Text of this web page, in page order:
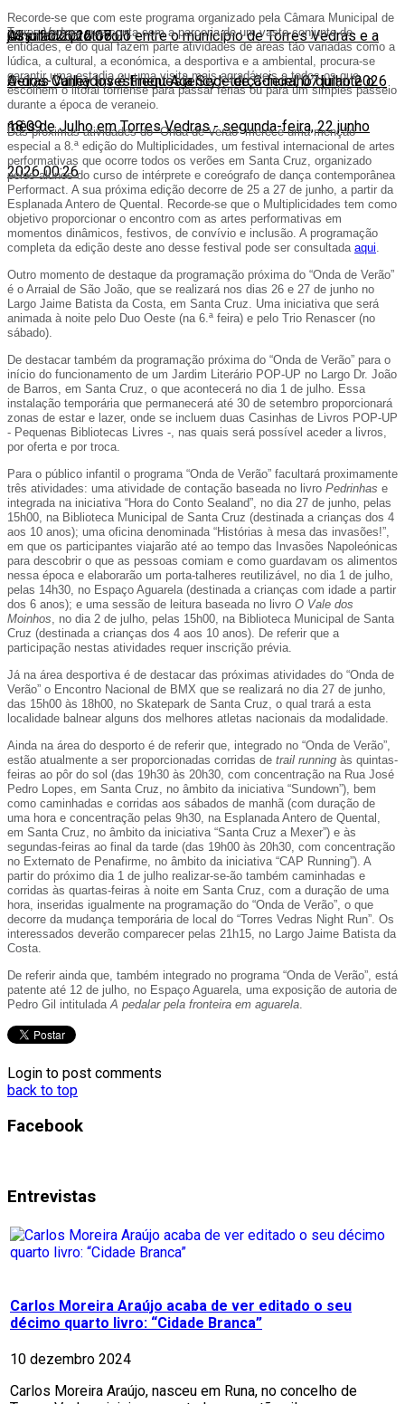
08 julho 2026 18:01
julho 2026 12:07
Assinado protocolo entre o município de Torres Vedras e a
Oeiras Valley Investment Agency-terça-feira, 07 julho 2026
18:09
A-dos-Cunhados é Freguesia Sede de Concelho durante o
mês de Julho em Torres Vedras-segunda-feira, 22 junho
2026 00:26
Recorde-se que com este programa organizado pela Câmara Municipal de
Torres Vedras, que conta com a parceria de um vasto conjunto de
entidades, e do qual fazem parte atividades de áreas tão variadas como a
lúdica, a cultural, a económica, a desportiva e a ambiental, procura-se
garantir uma estadia ou uma visita mais agradáveis a todos os que
escolhem o litoral torriense para passar férias ou para um simples passeio
durante a época de veraneio.
Das próximas atividades do “Onda de Verão” merece uma menção
especial a 8.ª edição do Multiplicidades, um festival internacional de artes
performativas que ocorre todos os verões em Santa Cruz, organizado
pelos alunos do curso de intérprete e coreógrafo de dança contemporânea
Performact. A sua próxima edição decorre de 25 a 27 de junho, a partir da
Esplanada Antero de Quental. Recorde-se que o Multiplicidades tem como
objetivo proporcionar o encontro com as artes performativas em
momentos dinâmicos, festivos, de convívio e inclusão. A programação
completa da edição deste ano desse festival pode ser consultada aqui
Outro momento de destaque da programação próxima do “Onda de Verão”
é o Arraial de São João, que se realizará nos dias 26 e 27 de junho no
Largo Jaime Batista da Costa, em Santa Cruz. Uma iniciativa que será
animada à noite pelo Duo Oeste (na 6.ª feira) e pelo Trio Renascer (no
sábado).
De destacar também da programação próxima do “Onda de Verão” para o
início do funcionamento de um Jardim Literário POP-UP no Largo Dr. João
de Barros, em Santa Cruz, o que acontecerá no dia 1 de julho. Essa
instalação temporária que permanecerá até 30 de setembro proporcionará
zonas de estar e lazer, onde se incluem duas Casinhas de Livros POP-UP
- Pequenas Bibliotecas Livres -, nas quais será possível aceder a livros,
por oferta e por troca.
Para o público infantil o programa “Onda de Verão” facultará proximamente
três atividades: uma atividade de contação baseada no livro Pedrinhas e
integrada na iniciativa “Hora do Conto Sealand”, no dia 27 de junho, pelas
15h00, na Biblioteca Municipal de Santa Cruz (destinada a crianças dos 4
aos 10 anos); uma oficina denominada “Histórias à mesa das invasões!”,
em que os participantes viajarão até ao tempo das Invasões Napoleónicas
para descobrir o que as pessoas comiam e como guardavam os alimentos
nessa época e elaborarão um porta-talheres reutilizável, no dia 1 de julho,
pelas 14h30, no Espaço Aguarela (destinada a crianças com idade a partir
dos 6 anos); e uma sessão de leitura baseada no livro O Vale dos
Moinhos , no dia 2 de julho, pelas 15h00, na Biblioteca Municipal de Santa
Cruz (destinada a crianças dos 4 aos 10 anos). De referir que a
participação nestas atividades requer inscrição prévia.
Já na área desportiva é de destacar das próximas atividades do “Onda de
Verão” o Encontro Nacional de BMX que se realizará no dia 27 de junho,
das 15h00 às 18h00, no Skatepark de Santa Cruz, o qual trará a esta
localidade balnear alguns dos melhores atletas nacionais da modalidade.
Ainda na área do desporto é de referir que, integrado no “Onda de Verão”,
estão atualmente a ser proporcionadas corridas de trail running às quintas-
feiras ao pôr do sol (das 19h30 às 20h30, com concentração na Rua José
Pedro Lopes, em Santa Cruz, no âmbito da iniciativa “Sundown”), bem
como caminhadas e corridas aos sábados de manhã (com duração de
uma hora e concentração pelas 9h30, na Esplanada Antero de Quental,
em Santa Cruz, no âmbito da iniciativa “Santa Cruz a Mexer”) e às
segundas-feiras ao final da tarde (das 19h00 às 20h30, com concentração
no Externato de Penafirme, no âmbito da iniciativa “CAP Running”). A
partir do próximo dia 1 de julho realizar-se-ão também caminhadas e
corridas às quartas-feiras à noite em Santa Cruz, com a duração de uma
hora, inseridas igualmente na programação do “Onda de Verão”, o que
decorre da mudança temporária de local do “Torres Vedras Night Run”. Os
interessados deverão comparecer pelas 21h15, no Largo Jaime Batista da
Costa.
De referir ainda que, também integrado no programa “Onda de Verão”, está
patente até 12 de julho, no Espaço Aguarela, uma exposição de autoria de
Pedro Gil intitulada A pedalar pela fronteira em aguarela
Login to post comments
back to top
Facebook
Entrevistas
Carlos Moreira Araújo acaba de ver editado o seu
décimo quarto livro: “Cidade Branca”
10 dezembro 2024
Carlos Moreira Araújo, nasceu em Runa, no concelho de